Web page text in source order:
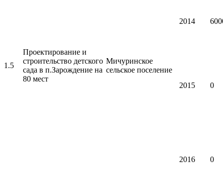
1.5
Проектирование и
строительство детского
сада в п.Зарождение на
80 мест
Мичуринское
сельское поселение
2014
2015 0
2016 0